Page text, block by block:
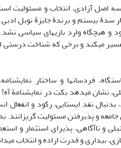
اصل آزادی، انتخاب و مسئولیت
و هیچگاه وارد بازیهای سیاسی
میکند و برخی که شناخت درستی
فردسانها و ساختار
نشان میدهد بکت در نمایشنامۀ آه!
نقد ایستایی، رکود و انفعال
و پذیرفتن مسئولیت گریزانند.
و ناآگاهی، پذیرای استثمار و
بیداری و قدرت اراده و انتخاب